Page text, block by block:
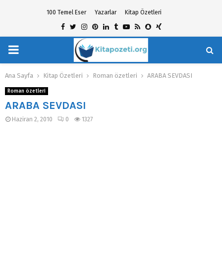
100 Temel Eser Yazarlar Kitap Özetleri
Facebook
TwitterInstagram
Pinterest
Linkedin
TumblrYoutube
RssSnapchat
Xing
PRIMARY
MENU
Ana Sayfa Kitap Özetleri Roman özetleri ARABA SEVDASI
Roman özetleri
ARABA SEVDASI
Haziran 2, 2010 0 1327